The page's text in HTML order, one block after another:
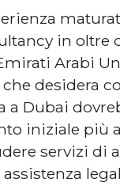
in oltre
Arabi
desidera
a Dubai
iniziale più
servizi di